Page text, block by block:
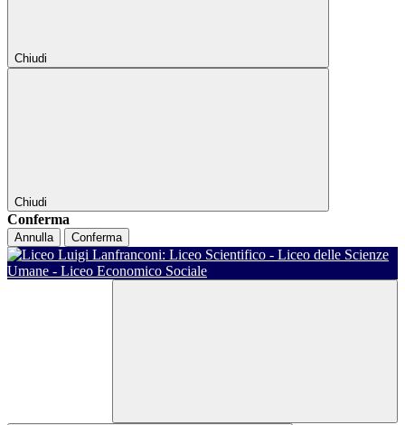
Chiudi
Chiudi
Conferma
Annulla Conferma